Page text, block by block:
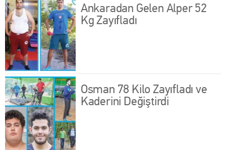
Ankaradan Gelen Alper 52
Kg Zayıfladı
Osman 78 Kilo Zayıfladı ve
Kaderini Değiştirdi